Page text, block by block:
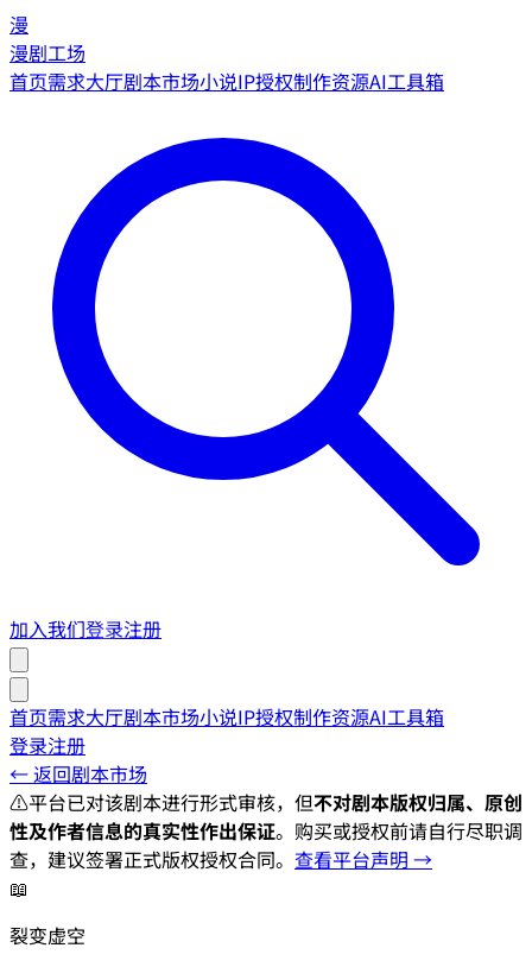
漫
漫剧工场
首页需求大厅剧本市场小说IP授权制作资源AI工具箱
加入我们登录注册
首页需求大厅剧本市场小说IP授权制作资源AI工具箱
登录注册
← 返回剧本市场
⚠️平台已对该剧本进行形式审核，但不对剧本版权归属、原创
性及作者信息的真实性作出保证。购买或授权前请自行尽职调
查，建议签署正式版权授权合同。 查看平台声明 →
📖
裂变虚空